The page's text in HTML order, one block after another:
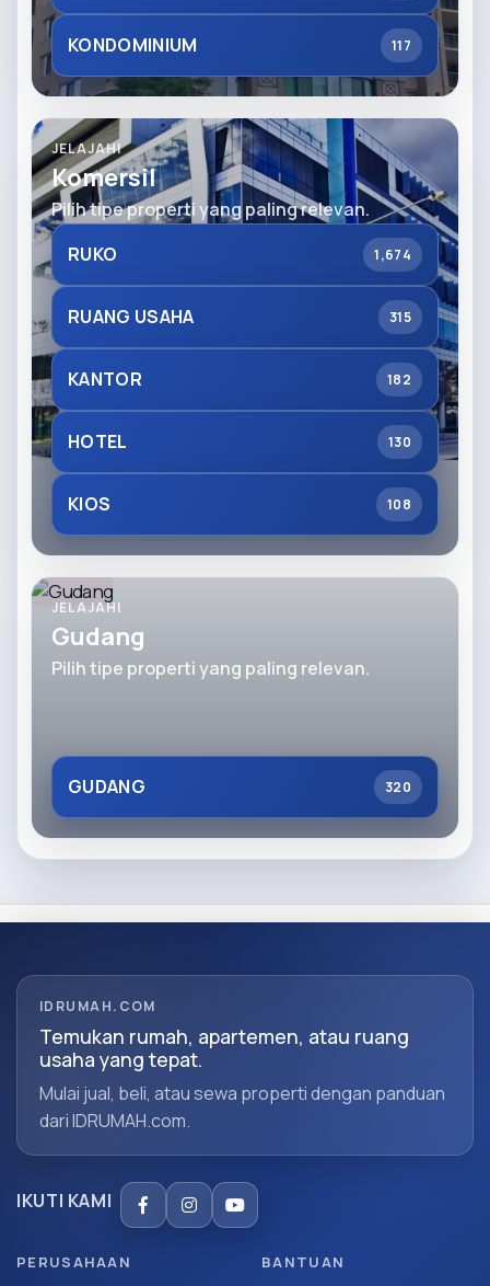
KONDOMINIUM 117
JELAJAHI
Komersil
Pilih tipe properti yang paling relevan.
RUKO
1,674
RUANG USAHA 315
KANTOR 182
HOTEL 130
KIOS 108
JELAJAHI
Gudang
Pilih tipe properti yang paling relevan.
GUDANG 320
IDRUMAH.COM
Temukan rumah, apartemen, atau ruang
usaha yang tepat.
Mulai jual, beli, atau sewa properti dengan panduan
dari IDRUMAH.com.
IKUTI KAMI
PERUSAHAAN BANTUAN